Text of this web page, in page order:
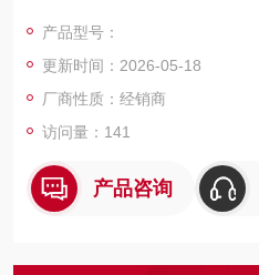
通过呼吸进入人体后，会持续释
风险。世界卫生组织（WHO）已
癌诱因
产品型号：
更新时间：2026-05-18
厂商性质：经销商
访问量：141
产品咨询